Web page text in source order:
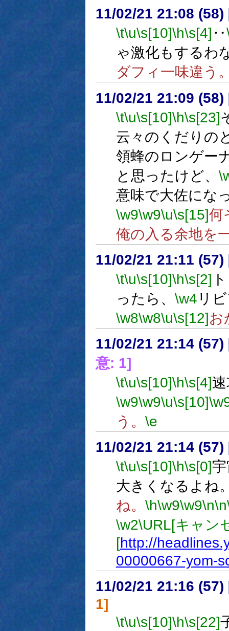
11/02/21 21:08 (58)
\t\u\s[10]\h\s[4] ‥
ゃ激化もするわ
ダフィ一味違う
11/02/21 21:09 (58)
\t\u\s[10]\h\s[23]
云々のくだりの
領蜂のロンゲー
と思ったけど、
意味で大佐にな
\w9\w9\u\s[15]何
俺の入る余地を
11/02/21 21:11 (57)
\t\u\s[10]\h\s[2]
ったら、 \w4 リ
\w8\w8\u\s[12]お
11/02/21 21:14 (57)
意: 1]
\t\u\s[10]\h\s[4]
\w9\w9\u\s[10]
う。 \e
11/02/21 21:14 (57)
\t\u\s[10]\h\s[0]
大きくなるよね
ね。 \h\w9\w9\n\n
\w2\URL[キャン
[http://
00000667-yom-
11/02/21 21:16 (57)
1]
\t\u\s[10]\h\s[22]